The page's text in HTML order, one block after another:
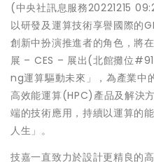
(中央社訊息服務20221215
以研發及運算技術享譽國際的
創新中扮演推進者的角色，將
展 – CES – 展出(北館攤位
ng運算驅動未來」，為產業中
高效能運算(HPC)產品及解決
端的技術應用，持續以運算的
人生」。
技嘉一直致力於設計更精良的